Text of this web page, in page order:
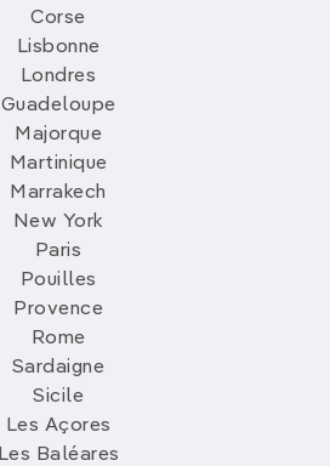
Corse
Lisbonne
Londres
Guadeloupe
Majorque
Martinique
Marrakech
New York
Paris
Pouilles
Provence
Rome
Sardaigne
Sicile
Les Açores
Les Baléares